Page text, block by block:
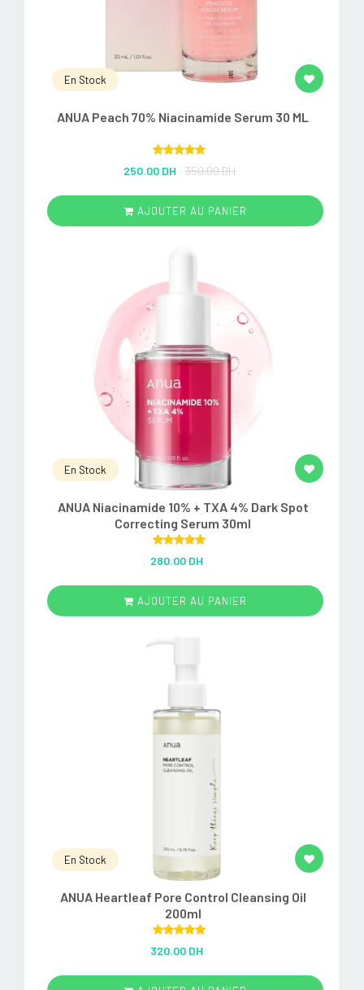
En Stock
ANUA Peach 70% Niacinamide Serum 30 ML
out of 5
250.00 DH 350.00 DH
AJOUTER AU PANIER
En Stock
ANUA Niacinamide 10% + TXA 4% Dark Spot
Correcting Serum 30ml
out of 5
280.00 DH
AJOUTER AU PANIER
En Stock
ANUA Heartleaf Pore Control Cleansing Oil
200ml
out of 5
320.00 DH